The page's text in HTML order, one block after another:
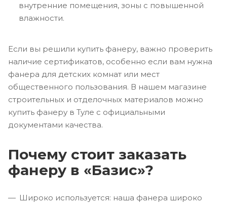
внутренние помещения, зоны с повышенной
влажности.
Если вы решили купить фанеру, важно проверить
наличие сертификатов, особенно если вам нужна
фанера для детских комнат или мест
общественного пользования. В нашем магазине
строительных и отделочных материалов можно
купить фанеру в Туле с официальными
документами качества.
Почему стоит заказать
фанеру в «Базис»?
Широко используется: наша фанера широко